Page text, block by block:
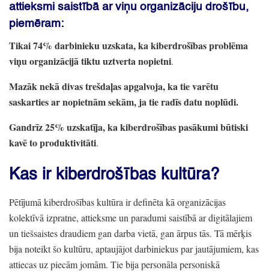
attieksmi saistībā ar viņu organizāciju drošību,
piemēram:
Tikai 74% darbinieku uzskata,ka kiberdrošības problēma
viņu organizācijā tiktu uztverta nopietni.
Mazāk nekā divas trešdaļas apgalvoja,ka tie varētu
saskarties ar nopietnām sekām, ja tie radīs datu noplūdi.
Gandrīz 25% uzskatīja,ka kiberdrošības pasākumi būtiski
kavē to produktivitāti.
Kas ir kiberdrošības kultūra?
Pētījumā kiberdrošības kultūra ir definēta kā organizācijas
kolektīvā izpratne, attieksme un paradumi saistībā ar digitālajiem
un tiešsaistes draudiem gan darba vietā, gan ārpus tās. Tā mērķis
bija noteikt šo kultūru, aptaujājot darbiniekus par jautājumiem, kas
attiecas uz piecām jomām. Tie bija personāla personiskā